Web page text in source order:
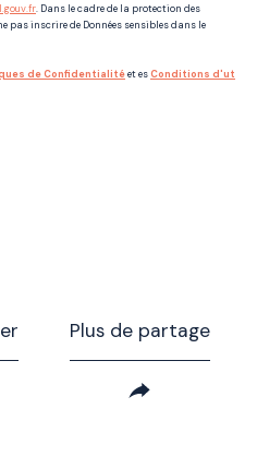
. Dans le cadre de la protection des
pas inscrire de Données sensibles dans le
de Confidentialitéet esConditions d'ut
Plus de partage